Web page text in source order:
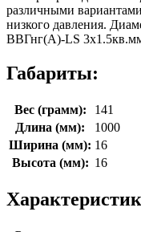
различными
низкого давления.
ВВГнг(А)-LS
Габариты:
Вес (грамм):
141
Длина (мм):
1000
Ширина (мм): 16
Высота (мм): 16